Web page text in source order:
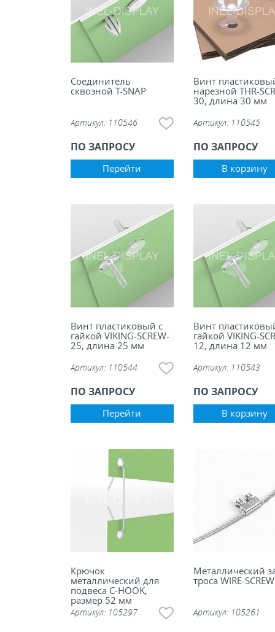
Соединитель
сквозной T-SNAP
Артикул: 110546
ПО ЗАПРОСУ
Перейти
Винт
нарезной THR-
30, длина 30 мм
Артикул: 110545
ПО ЗАПРОСУ
В корзину
Винт пластиковый с
гайкой VIKING-SCREW-
25, длина 25 мм
Артикул: 110544
ПО ЗАПРОСУ
Перейти
Винт
гайкой VIKING-
12, длина 12 мм
Артикул: 110543
ПО ЗАПРОСУ
В корзину
Крючок
металлический для
подвеса C-HOOK,
размер 52 мм
Артикул: 105297
Металлический
троса WIRE-SCREW
Артикул: 105261